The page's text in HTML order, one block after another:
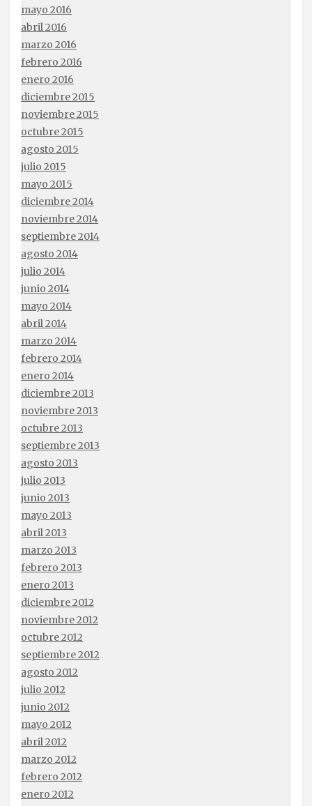
mayo 2016
abril 2016
marzo 2016
febrero 2016
enero 2016
diciembre 2015
noviembre 2015
octubre 2015
agosto 2015
julio 2015
mayo 2015
diciembre 2014
noviembre 2014
septiembre 2014
agosto 2014
julio 2014
junio 2014
mayo 2014
abril 2014
marzo 2014
febrero 2014
enero 2014
diciembre 2013
noviembre 2013
octubre 2013
septiembre 2013
agosto 2013
julio 2013
junio 2013
mayo 2013
abril 2013
marzo 2013
febrero 2013
enero 2013
diciembre 2012
noviembre 2012
octubre 2012
septiembre 2012
agosto 2012
julio 2012
junio 2012
mayo 2012
abril 2012
marzo 2012
febrero 2012
enero 2012